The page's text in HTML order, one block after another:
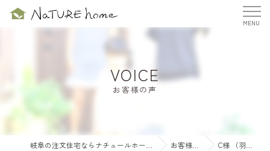
VOICE
お客様の声
お客様の声 C様 （羽島市）